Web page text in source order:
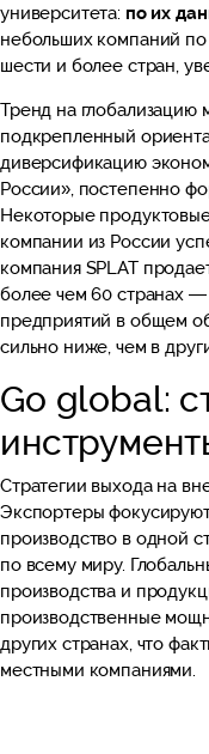
университета: по их
небольших компаний
шести и более стран,
Тренд на глобализацию
подкрепленный
диверсификацию
России», постепенно
Некоторые
компании из России
компания SPLAT
более чем 60 странах
предприятий в общем
сильно ниже, чем в
Go global:
Стратегии выхода на
Экспортеры
производство в одной
по всему миру.
производства и
производственные
других странах, что
местными компаниями.